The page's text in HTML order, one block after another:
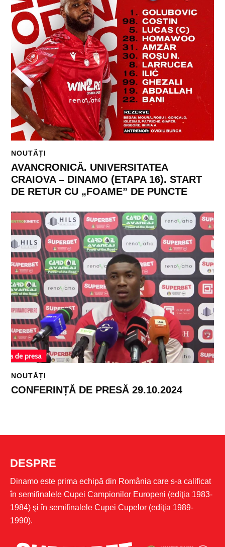
NOUTĂȚI
AVANCRONICĂ. UNIVERSITATEA
CRAIOVA – DINAMO (ETAPA 16). START
DE RETUR CU „FOAME” DE PUNCTE
NOUTĂȚI
CONFERINȚĂ DE PRESĂ 29.10.2024
DESPRE
Dinamo este prima echipă din România care s-a calificat
în semifinalele Cupei Campionilor Europeni (ediţia 1983-
1984) şi în semifinalele Cupei Cupelor (ediţia 1989-
1990).